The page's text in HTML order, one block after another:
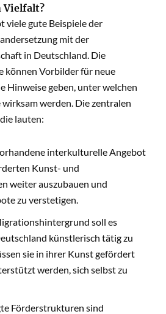
Vielfalt?
viele gute Beispiele der
mit der
in Deutschland. Die
können Vorbilder für neue
Hinweise geben, unter welchen
werden. Die zentralen
lauten:
interkulturelle Angebot
Kunst- und
weiter auszubauen und
zu verstetigen.
soll es
künstlerisch tätig zu
sie in ihrer Kunst gefördert
werden, sich selbst zu
Förderstrukturen sind